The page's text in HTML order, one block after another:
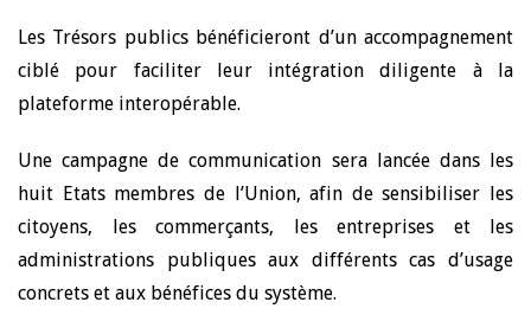
Les Trésors publics bénéficieront d’un accompagnement
ciblé pour faciliter leur intégration diligente à la
plateforme interopérable.
Une campagne de communication sera lancée dans les
huit Etats membres de l’Union, afin de sensibiliser les
citoyens, les commerçants, les entreprises et les
administrations publiques aux différents cas d’usage
concrets et aux bénéfices du système.